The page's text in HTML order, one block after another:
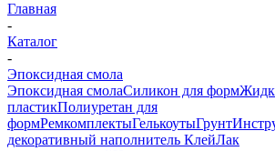
Главная
-
Каталог
-
Эпоксидная смола
Эпоксидная смолаСиликон для форм
пластикПолиуретан для
формРемкомплектыГелькоутыГрунт
декоративный наполнитель КлейЛак